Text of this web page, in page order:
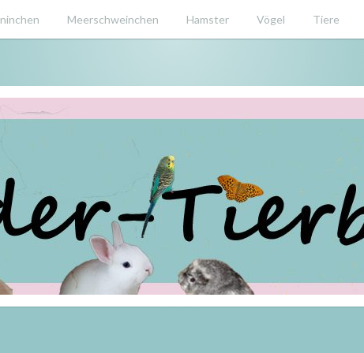
Meerschweinchen Hamster Vögel Tiere